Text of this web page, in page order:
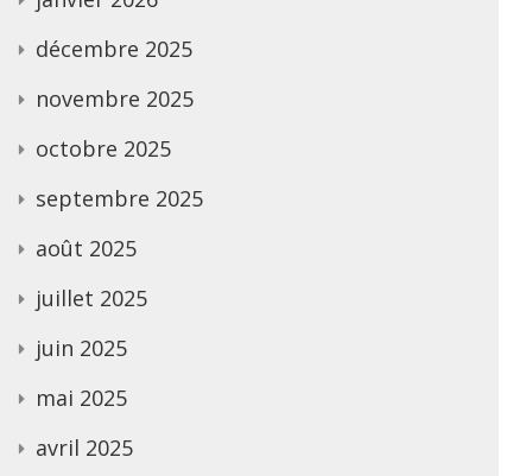
décembre 2025
novembre 2025
octobre 2025
septembre 2025
août 2025
juillet 2025
juin 2025
mai 2025
avril 2025